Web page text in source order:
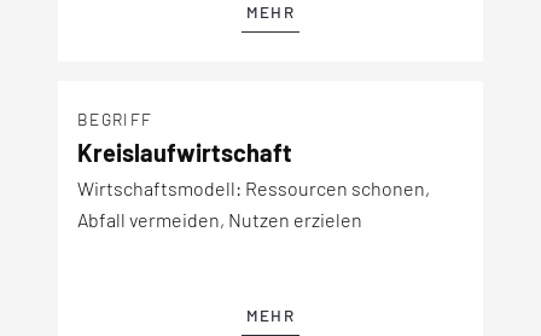
MEHR
BEGRIFF
Kreislaufwirtschaft
Wirtschaftsmodell: Ressourcen schonen,
Abfall vermeiden, Nutzen erzielen
MEHR